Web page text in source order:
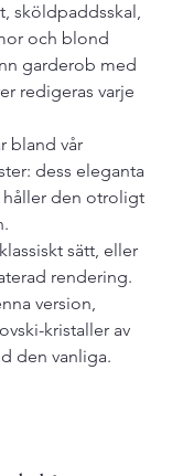
sköldpaddsskal,
och blond
garderob med
redigeras varje
bland vår
dess eleganta
håller den otroligt
sätt, eller
rendering.
version,
kristaller av
den vanliga.